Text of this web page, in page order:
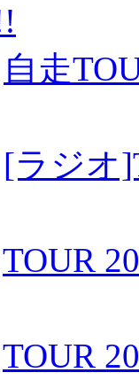
自走
[ラジオ
TOUR
TOUR